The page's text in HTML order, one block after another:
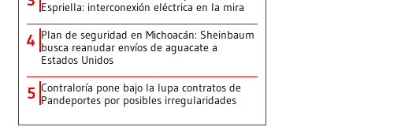
Espriella: interconexión eléctrica en la mira
4 Plan de seguridad en Michoacán: Sheinbaum
busca reanudar envíos de aguacate a
Estados Unidos
5 Contraloría pone bajo la lupa contratos de
Pandeportes por posibles irregularidades